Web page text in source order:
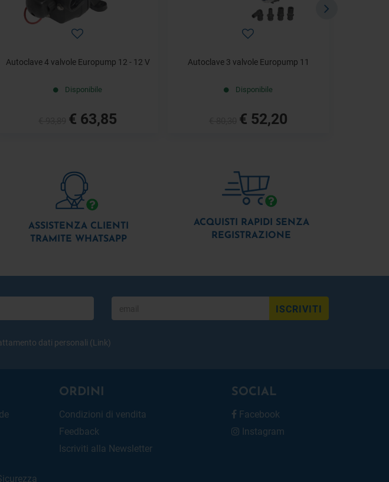
Autoclave 4 valvole Europump 12 - 12 V
Disponibile
€ 63,85
Autoclave 3 valvole Europump 11
Disponibile
€ 52,20
ASSISTENZA CLIENTI
TRAMITE WHATSAPP
ACQUISTI RAPIDI SENZA
REGISTRAZIONE
ISCRIVITI
dati personali (Link)
ORDINI
Condizioni di vendita
Feedback
Iscriviti alla Newsletter
SOCIAL
Facebook
Instagram